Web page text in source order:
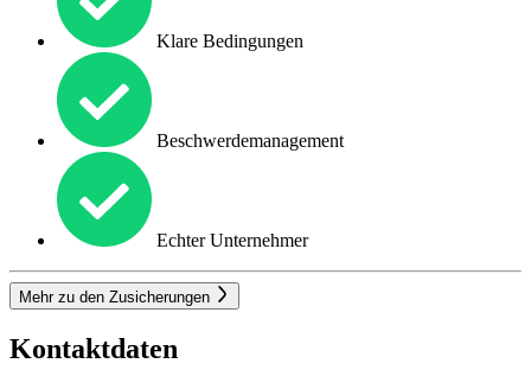
Klare Bedingungen
Beschwerdemanagement
Echter Unternehmer
Mehr zu den Zusicherungen
Kontaktdaten